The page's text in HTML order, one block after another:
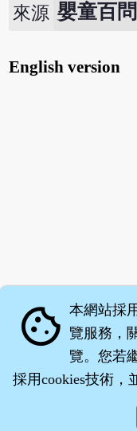
來源 嬰童百
English version
cookie 本網站採
覽服務，
覽。您若
採用cookies技術，